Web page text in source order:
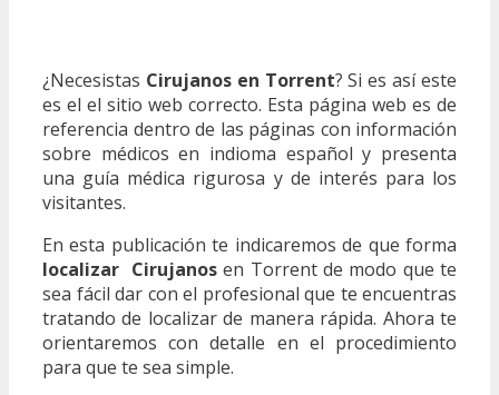
¿Necesistas Cirujanos en Torrent? Si es así este
es el el sitio web correcto. Esta página web es de
referencia dentro de las páginas con información
sobre médicos en indioma español y presenta
una guía médica rigurosa y de interés para los
visitantes.
En esta publicación te indicaremos de que forma
localizar Cirujanosen Torrent de modo que te
sea fácil dar con el profesional que te encuentras
tratando de localizar de manera rápida. Ahora te
orientaremos con detalle en el procedimiento
para que te sea simple.